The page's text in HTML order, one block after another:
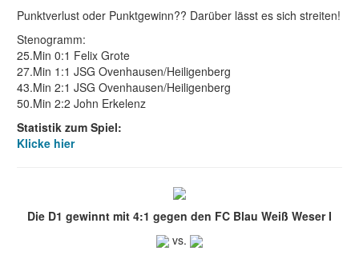
Punktverlust oder Punktgewinn?? Darüber lässt es sich streiten!
Stenogramm:
25.Min 0:1 Felix Grote
27.Min 1:1 JSG Ovenhausen/Heiligenberg
43.Min 2:1 JSG Ovenhausen/Heiligenberg
50.Min 2:2 John Erkelenz
Statistik zum Spiel:
Klicke hier
Die D1 gewinnt mit 4:1 gegen den FC Blau Weiß Weser I
vs.